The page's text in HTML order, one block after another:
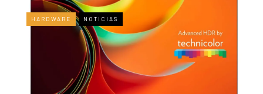
HARDWARE NOTICIAS